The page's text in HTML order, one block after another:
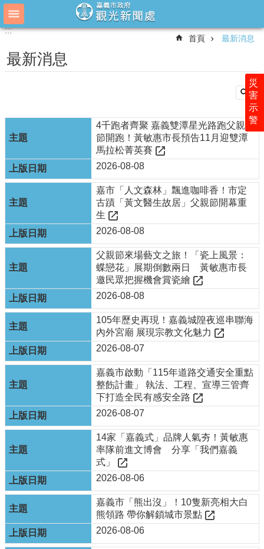
跳到主要內容區塊
進
搜
尋
簡
最
新
息
業
務
介
在
建
工
程
常
見
題
相
關
連
結
單
下
載
政
府
:::
災
害
示
警
:::
首頁 最新消息
最新消息
4千跑者齊聚 嘉義雙潭星光路跑父親
節開跑！黃敏惠市長預告11月迎雙潭
馬拉松菁英賽
2026-08-08
嘉市「人文森林」飄進咖啡香！市定
古蹟「黃文醫生故居」父親節開幕重
生
2026-08-08
父親節來場藝文之旅！「瓷上風景：
蝶戀花」展期倒數兩日 黃敏惠市長
邀民眾把握機會賞瓷繪
2026-08-08
105年歷史再現！嘉義城隍夜巡串聯海
內外宮廟 展現宗教文化魅力
2026-08-07
嘉義市啟動「115年道路交通安全重點
整飭計畫」 執法、工程、宣導三管齊
下打造全民有感安全路
2026-08-07
14家「嘉義式」品牌人氣夯！黃敏惠
率隊前進文博會 分享「我們嘉義
式」
2026-08-06
嘉義市「熊出沒」！10隻新亮相大白
熊領路 帶你解鎖城市景點
2026-08-06